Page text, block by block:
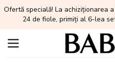
Ofertă specială! La achiziționarea
24 de fiole, primiți al 6-lea